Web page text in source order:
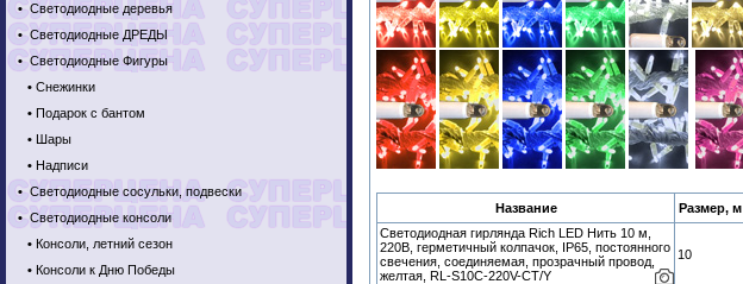
•Светодиодные деревья
•Светодиодные ДРЕДЫ
•Светодиодные Фигуры
• Снежинки
• Подарок с бантом
• Шары
• Надписи
•Светодиодные сосульки, подвески
•Светодиодные консоли
• Консоли, летний сезон
• Консоли к Дню Победы
Название Размер, м
Светодиодная гирлянда Rich LED Нить 10 м,
220В, герметичный колпачок, IP65, постоянного
свечения, соединяемая, прозрачный провод,
желтая, RL-S10C-220V-CT/Y
10